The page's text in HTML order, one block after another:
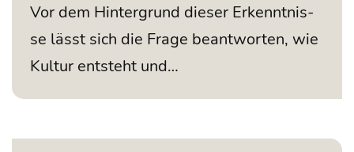
Vor dem Hin­ter­grund die­ser Erkennt­nis­
se lässt sich die Fra­ge beant­wor­ten, wie
Kul­tur ent­steht und…